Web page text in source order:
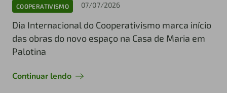
COOPERATIVISMO 07/07/2026
Dia Internacional do Cooperativismo marca início
das obras do novo espaço na Casa de Maria em
Palotina
Continuar lendo